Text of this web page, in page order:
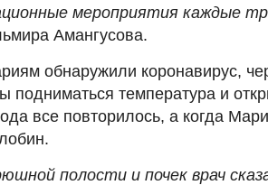
мероприятия каждые
Амангусова.
обнаружили коронавирус,
подниматься температура и
все повторилось, а когда
полости и почек врач